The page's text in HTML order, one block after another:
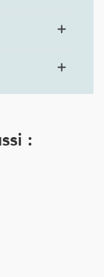
: